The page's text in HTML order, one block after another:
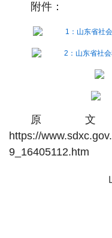
附件：
1：山东省社
2：山东省社
原
https://
9_16405112.htm